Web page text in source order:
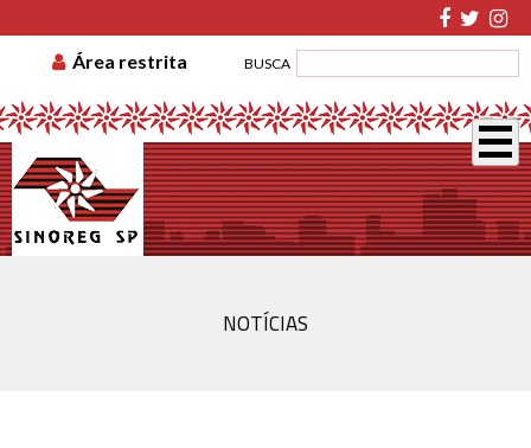
TABELA DE CUSTAS ASSOCIE-SE
GUIA DE
BUSCA
Área restrita
NOTÍCIAS